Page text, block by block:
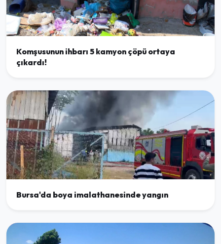
Komşusunun ihbarı 5 kamyon çöpü ortaya
çıkardı!
Bursa'da boya imalathanesinde yangın